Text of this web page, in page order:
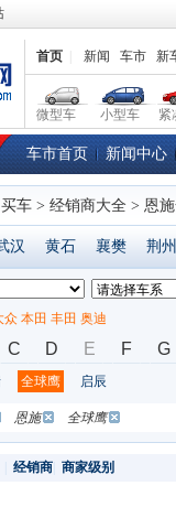
首页 新闻 车市 新
微型车 小型车 紧
车市首页 新闻中心
车 > 经销商大全 > 恩
汉 黄石 襄樊 荆州
众 本田 丰田 奥迪
C D E F G
全球鹰 启辰
恩施 全球鹰
经销商 商家级别